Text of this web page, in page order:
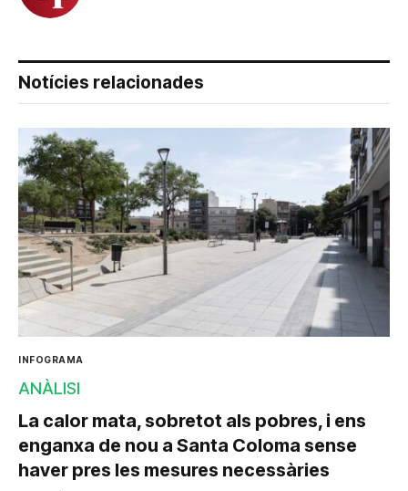
Notícies relacionades
INFOGRAMA
ANÀLISI
La calor mata, sobretot als pobres, i ens
enganxa de nou a Santa Coloma sense
haver pres les mesures necessàries